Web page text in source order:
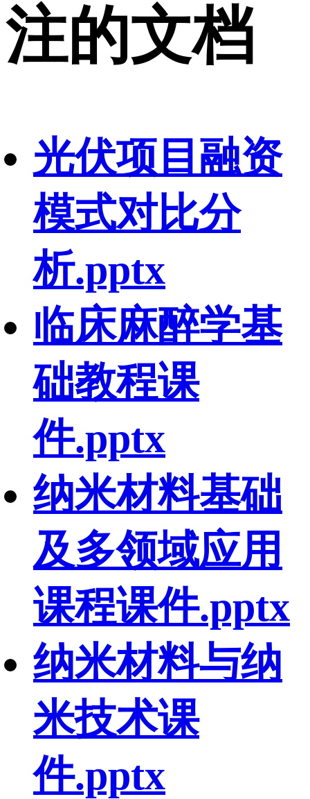
注的文档
光伏项目融资
模式对比分
析.pptx
临床麻醉学基
础教程课
件.pptx
纳米材料基础
及多领域应用
课程课件.pptx
纳米材料与纳
米技术课
件.pptx